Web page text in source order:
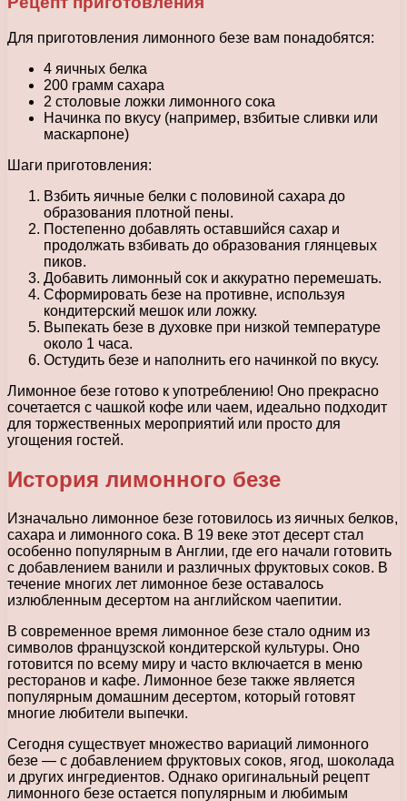
Для приготовления лимонного безе вам понадобятся:
4 яичных белка
200 грамм сахара
2 столовые ложки лимонного сока
Начинка по вкусу (например, взбитые сливки или
маскарпоне)
Шаги приготовления:
Взбить яичные белки с половиной сахара до
образования плотной пены.
Постепенно добавлять оставшийся сахар и
продолжать взбивать до образования глянцевых
пиков.
Добавить лимонный сок и аккуратно перемешать.
Сформировать безе на противне, используя
кондитерский мешок или ложку.
Выпекать безе в духовке при низкой температуре
около 1 часа.
Остудить безе и наполнить его начинкой по вкусу.
Лимонное безе готово к употреблению! Оно прекрасно
сочетается с чашкой кофе или чаем, идеально подходит
для торжественных мероприятий или просто для
угощения гостей.
История лимонного безе
Изначально лимонное безе готовилось из яичных белков,
сахара и лимонного сока. В 19 веке этот десерт стал
особенно популярным в Англии, где его начали готовить
с добавлением ванили и различных фруктовых соков. В
течение многих лет лимонное безе оставалось
излюбленным десертом на английском чаепитии.
В современное время лимонное безе стало одним из
символов французской кондитерской культуры. Оно
готовится по всему миру и часто включается в меню
ресторанов и кафе. Лимонное безе также является
популярным домашним десертом, который готовят
многие любители выпечки.
Сегодня существует множество вариаций лимонного
безе — с добавлением фруктовых соков, ягод, шоколада
и других ингредиентов. Однако оригинальный рецепт
лимонного безе остается популярным и любимым